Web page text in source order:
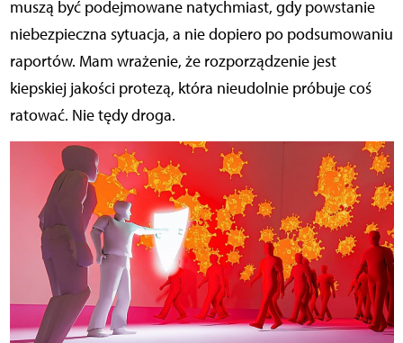
muszą być podejmowane natychmiast, gdy powstanie
niebezpieczna sytuacja, a nie dopiero po podsumowaniu
raportów. Mam wrażenie, że rozporządzenie jest
kiepskiej jakości protezą, która nieudolnie próbuje coś
ratować. Nie tędy droga.